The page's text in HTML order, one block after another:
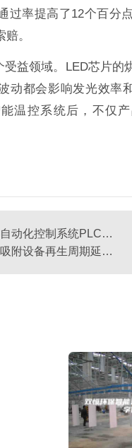
过率提高了12个百分
。
受益领域。LED芯片的
动都会影响发光效率
温控系统后，不仅
浸漆线自动化控制系统PLC编程要点解析
活性炭吸附设备再生周期延长技术研究进展